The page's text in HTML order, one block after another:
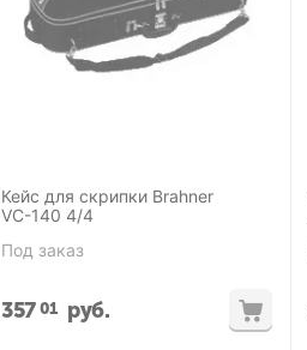
Кейс для скрипки Brahner
VС-140 4/4
Под заказ
35701 руб.